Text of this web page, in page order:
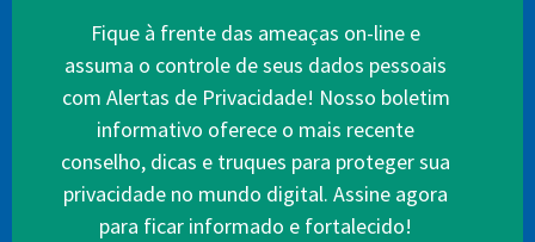
Fique à frente das ameaças on-line e
assuma o controle de seus dados pessoais
com Alertas de Privacidade! Nosso boletim
informativo oferece o mais recente
conselho, dicas e truques para proteger sua
privacidade no mundo digital. Assine agora
para ficar informado e fortalecido!